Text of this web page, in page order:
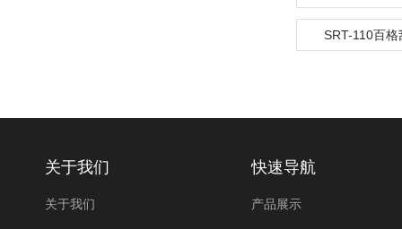
SRT-110百
关于我们
关于我们
快速导航
产品展示